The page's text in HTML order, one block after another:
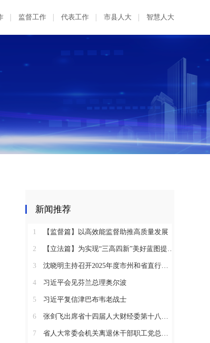
监督工作 代表工作 市县人大 智慧人大
新闻推荐
1 【监督篇】以高效能监督助推高质量发展
2 【立法篇】为实现“三高四新”美好蓝图提供坚实法治保障
3 沈晓明主持召开2025年度市州和省直行业系统党（工）委书记抓基层党建工作述职评议会议
4 习近平会见芬兰总理奥尔波
5 习近平复信津巴布韦老战士
6 张剑飞出席省十四届人大财经委第十八次全体会议
7 省人大常委会机关离退休干部职工党总支召开2025年度总结表彰大会